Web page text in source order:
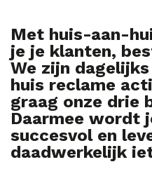
Met huis-aan-
je je klanten,
We zijn
huis reclame
graag onze drie
Daarmee wordt
succesvol en
daadwerkelijk